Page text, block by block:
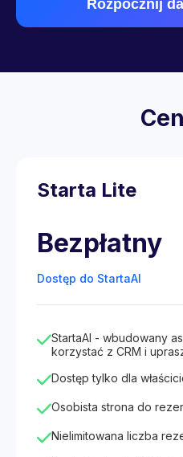
Rozpocznij
Starta Lite
Bezpłatny
Dostęp do StartaAI
StartaAI - wbudowany
korzystać z CRM i
Dostęp tylko dla
Osobista strona do
Nielimitowana liczba